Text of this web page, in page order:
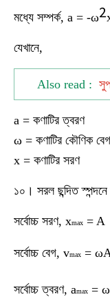
মধ্যে সম্পর্ক, a = -ω2
যেখানে,
Also read :
a = কণাটির ত্বরণ
ω = কণাটির কৌণিক বেগ
x = কণাটির সরণ
১০। সরল ছন্দিত
সর্বোচ্চ সরণ, xmax = A
সর্বোচ্চ বেগ, vmax =
সর্বোচ্চ ত্বরণ, amax = ω